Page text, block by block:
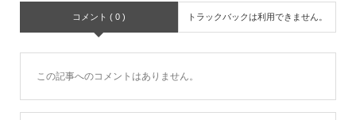
コメント ( 0 ) トラックバックは利用できません。
この記事へのコメントはありません。